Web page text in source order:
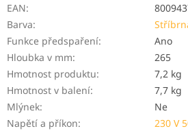
EAN:
Barva:
Funkce předspaření:
Ano
Hloubka v mm:
265
Hmotnost produktu:
7,2 kg
Hmotnost v balení:
7,7 kg
Mlýnek:
Ne
Napětí a příkon:
230 V